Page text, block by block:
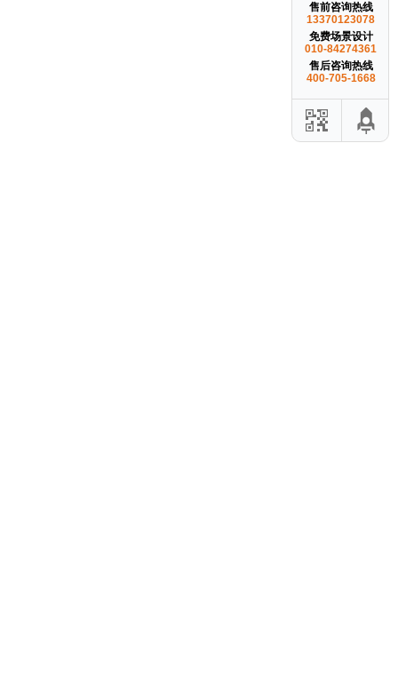
售前咨询热线
13370123078
免费场景设计
010-84274361
售后咨询热线
400-705-1668